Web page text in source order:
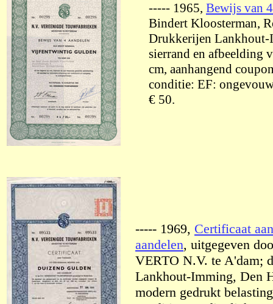
----- 1965, Bewijs van
Bindert Kloosterman,
Drukkerijen Lankhout-
sierrand en afbeelding
cm, aanhangend
conditie: EF:
€ 50.
----- 1969, Certificaat
aandelen, uitgegeven
VERTO N.V. te A'dam;
Lankhout-Imming, Den
modern gedrukt